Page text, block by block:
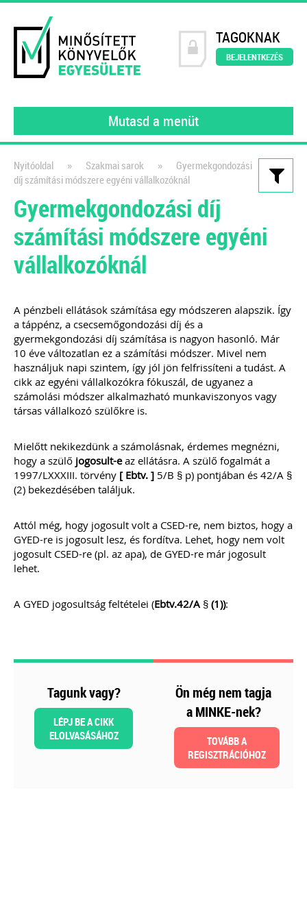
TAGOKNAK
BEJELENTKEZÉS
Mutasd a menüt
Kiadványaink
111 könyvelői kérdés, 111
szakértői válasz III.
111 gyakorlatban felmerült könyvelői
kérdés, egyértelmű válasszal. Célunk
nem a jogszabályok bemásolása,
hanem a valódi segítségnyújtás: a
konkrét kérdésekre határozott válasz
leírása – természetesen ez sok esetben
már tartalmaz jogszabályi hivatkozást
is... Ingyenesen letölthető
tartalomjegyzékkel mutatunk
betekintést az érintett témakörökbe…
érhető el.
TAGJAINK INGYENESEN LETÖLTHETIK -
Tagoknak: ingyenesen
letölthető
Még több szakmai kiadvány »
Szakmai sarok
Nyitóoldal » Szakmai sarok »
Gyermekgondozási
díj számítási módszere egyéni vállalkozóknál
Gyermekgondozási díj
számítási módszere egyéni
vállalkozóknál
A pénzbeli ellátások számítása egy módszeren alapszik. Így
a táppénz, a csecsemőgondozási díj és a
gyermekgondozási díj számítása is nagyon hasonló. Már
10 éve változatlan ez a számítási módszer. Mivel nem
használjuk napi szintem, így jól jön felfrissíteni a tudást. A
cikk az egyéni vállalkozókra fókuszál, de ugyanez a
számolási módszer alkalmazható munkaviszonyos vagy
társas vállalkozó szülőkre is.
Mielőtt nekikezdünk a számolásnak, érdemes megnézni,
hogy a szülő jogosult-eaz ellátásra. A szülő fogalmát a
1997/LXXXIII. törvény [ Ebtv. ] 5/B § p) pontjában és 42/A §
(2) bekezdésében találjuk.
Attól még, hogy jogosult volt a CSED-re, nem biztos, hogy a
GYED-re is jogosult lesz, és fordítva. Lehet, hogy nem volt
jogosult CSED-re (pl. az apa), de GYED-re már jogosult
lehet.
A GYED jogosultság feltételei (Ebtv.42/A § (1)):
Tagunk vagy?
LÉPJ BE A CIKK
ELOLVASÁSÁHOZ
Ön még nem tagja
a MINKE-nek?
TOVÁBB A
REGISZTRÁCIÓHOZ